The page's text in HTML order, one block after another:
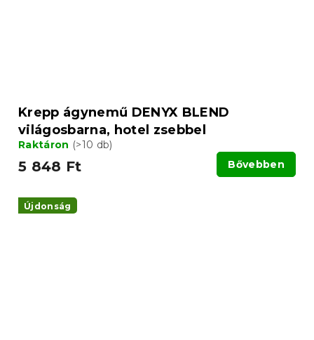
Krepp ágynemű DENYX BLEND
világosbarna, hotel zsebbel
Raktáron (>10 db)
5 848 Ft Bővebben
Újdonság